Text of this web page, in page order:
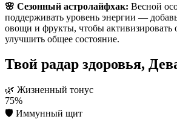
🌸 Сезонный астролайфхак: Весной
поддерживать уровень энергии —
овощи и фрукты, чтобы активизировать
улучшить общее состояние.
Твой радар здоровья,
🌿 Жизненный тонус
75%
🛡️ Иммунный щит